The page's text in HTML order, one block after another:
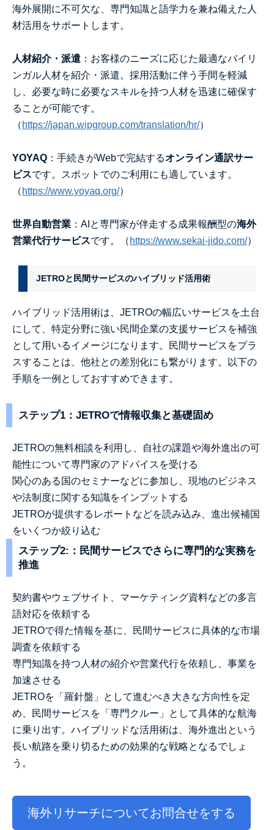
海外展開に不可欠な、専門知識と語学力を兼ね備えた人
材活用をサポートします。
人材紹介・派遣 ：お客様のニーズに応じた最適なバイリ
ンガル人材を紹介・派遣。採用活動に伴う手間を軽減
し、必要な時に必要なスキルを持つ人材を迅速に確保す
ることが可能です。
（ https://japan.wipgroup.com/translation/hr/）
YOYAQ ：手続きがWebで完結するオンライン通訳サー
ビスです。スポットでのご利用にも適しています。
（ https://www.yoyaq.org/）
世界自動営業 ：AIと専門家が伴走する成果報酬型の海外
営業代行サービスです。 （ https://www.sekai-jido.com/）
JETROと民間サービスのハイブリッド活用術
ハイブリッド活用術は、JETROの幅広いサービスを土台
にして、特定分野に強い民間企業の支援サービスを補強
として用いるイメージになります。民間サービスをプラ
スすることは、他社との差別化にも繋がります。以下の
手順を一例としておすすめできます。
ステップ1：JETROで情報収集と基礎固め
JETROの無料相談を利用し、自社の課題や海外進出の可
能性について専門家のアドバイスを受ける
関心のある国のセミナーなどに参加し、現地のビジネス
や法制度に関する知識をインプットする
JETROが提供するレポートなどを読み込み、進出候補国
をいくつか絞り込む
ステップ2:：民間サービスでさらに専門的な実務を
推進
契約書やウェブサイト、マーケティング資料などの多言
語対応を依頼する
JETROで得た情報を基に、民間サービスに具体的な市場
調査を依頼する
専門知識を持つ人材の紹介や営業代行を依頼し、事業を
加速させる
JETROを「羅針盤」として進むべき大きな方向性を定
め、民間サービスを「専門クルー」として具体的な航海
に乗り出す。ハイブリッドな活用術は、海外進出という
長い航路を乗り切るための効果的な戦略となるでしょ
う。
海外リサーチについてお問合せをする